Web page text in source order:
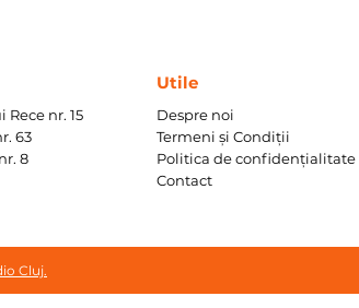
Utile
Despre noi
Termeni și Condiții
Politica de confidențialitate
Contact
nr. 15
63
8
Cluj.